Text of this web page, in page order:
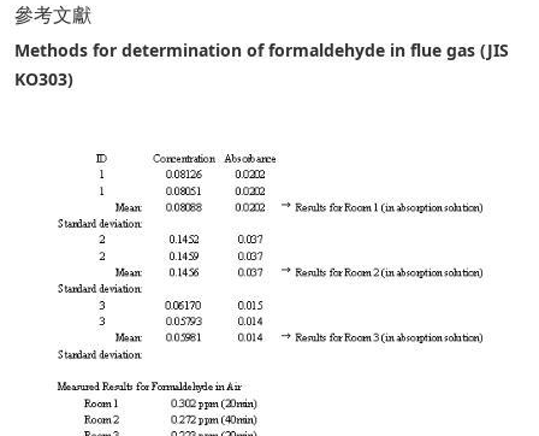
參考文獻
Methods for determination of formaldehyde in flue gas (JIS
KO303)